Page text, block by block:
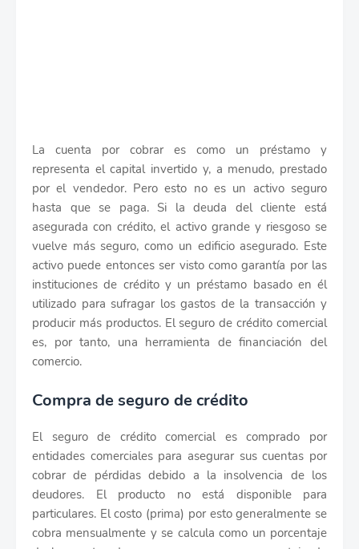
La cuenta por cobrar es como un préstamo y
representa el capital invertido y, a menudo, prestado
por el vendedor. Pero esto no es un activo seguro
hasta que se paga. Si la deuda del cliente está
asegurada con crédito, el activo grande y riesgoso se
vuelve más seguro, como un edificio asegurado. Este
activo puede entonces ser visto como garantía por las
instituciones de crédito y un préstamo basado en él
utilizado para sufragar los gastos de la transacción y
producir más productos. El seguro de crédito comercial
es, por tanto, una herramienta de financiación del
comercio.
Compra de seguro de crédito
El seguro de crédito comercial es comprado por
entidades comerciales para asegurar sus cuentas por
cobrar de pérdidas debido a la insolvencia de los
deudores. El producto no está disponible para
particulares. El costo (prima) por esto generalmente se
cobra mensualmente y se calcula como un porcentaje